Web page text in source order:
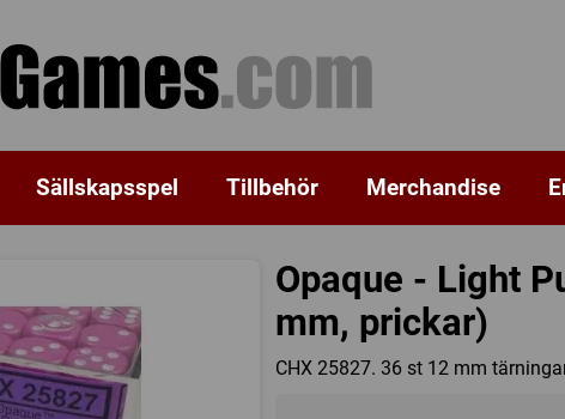
Sällskapsspel Tillbehör Merchandise
Opaque - Light
mm, prickar)
CHX 25827. 36 st 12 mm